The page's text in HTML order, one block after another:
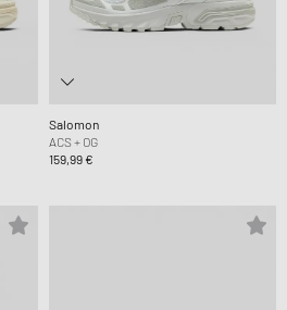
Salomon
ACS + OG
159,99 €